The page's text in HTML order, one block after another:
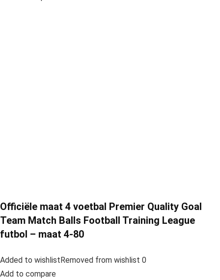
Officiële maat 4 voetbal Premier Quality Goal
Team Match Balls Football Training League
futbol – maat 4-80
Added to wishlistRemoved from wishlist 0
Add to compare